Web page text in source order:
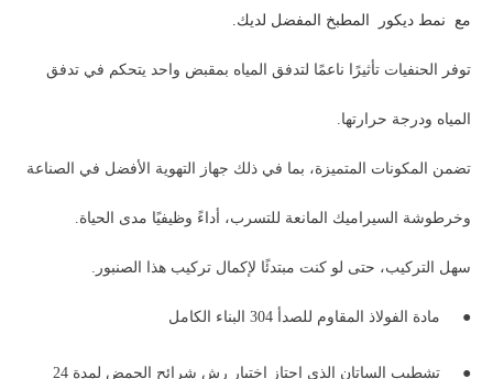
مع نمط ديكور المطبخ المفضل لديك.
توفر الحنفيات تأثيرًا ناعمًا لتدفق المياه بمقبض واحد يتحكم في تدفق
المياه ودرجة حرارتها.
تضمن المكونات المتميزة، بما في ذلك جهاز التهوية الأفضل في الصناعة
وخرطوشة السيراميك المانعة للتسرب، أداءً وظيفيًا مدى الحياة.
سهل التركيب، حتى لو كنت مبتدئًا لإكمال تركيب هذا الصنبور.
● مادة الفولاذ المقاوم للصدأ 304 البناء الكامل
● تشطيب الساتان الذي اجتاز اختبار رش شرائح الحمض لمدة 24